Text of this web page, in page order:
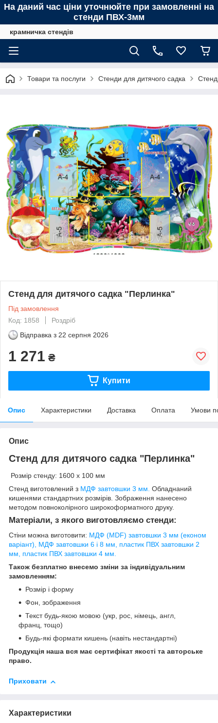
На даний час ціни уточнюйте при замовленні на
стенди ПВХ-3мм
крамничка стендів
Товари та послуги Стенди для дитячого садка
Стенд для дитячого садка "Перлинка"
Під замовлення
Код: 1858
Роздріб
Відправка з 22 серпня 2026
1 271 ₴
Купити
Опис Характеристики Доставка Оплата Умови
Опис
Стенд для дитячого садка "Перлинка"
Розмір стенду: 1600 х 100 мм
Стенд виготовлений з МДФ завтовшки 3 мм. Обладнаний
кишенями стандартних розмірів. Зображення нанесено
методом повноколірного широкоформатного друку.
Матеріали, з якого виготовляємо стенди:
Стіни можна виготовити: МДФ (MDF) завтовшки 3 мм (економ
варіант), МДФ завтовшки 6 і 8 мм, пластик ПВХ завтовшки 2
мм, пластик ПВХ завтовшки 4 мм.
Також безплатно внесемо зміни за індивідуальним
замовленням:
Розмір і форму
Фон, зображення
Текст будь-якою мовою (укр, рос, німець, англ,
франц, тощо)
Будь-які формати кишень (навіть нестандартні)
Продукція наша вся має сертифікат якості та авторське
право.
Приховати
Характеристики